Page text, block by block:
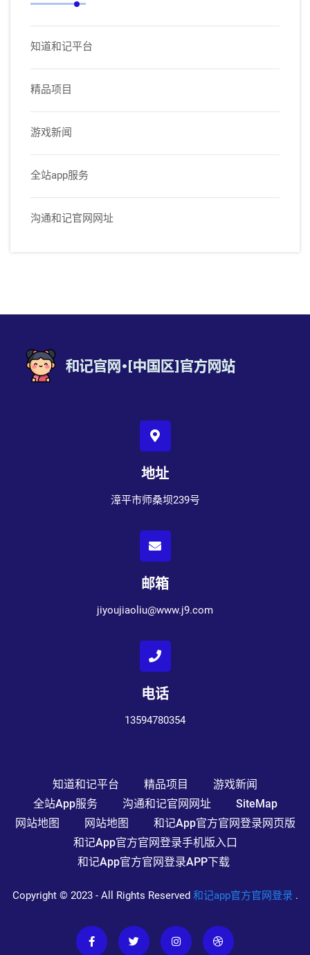
知道和记平台
精品项目
游戏新闻
全站app服务
沟通和记官网网址
地址
漳平市师桑坝239号
邮箱
jiyoujiaoliu@www.j9.com
电话
13594780354
知道和记平台 精品项目
游戏新闻
全站app服务
沟通和记官网网址
SiteMap
网站地图
网站地图
和记app官方官网登录网页版
和记app官方官网登录手机版入口
和记app官方官网登录APP下载
Copyright © 2023 - All Rights Reserved 和记app官方官网登录 .